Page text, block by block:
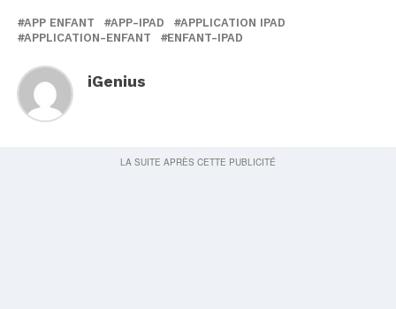
APP ENFANT APP-IPAD
APPLICATION IPAD
APPLICATION-ENFANT
ENFANT-IPAD
iGenius